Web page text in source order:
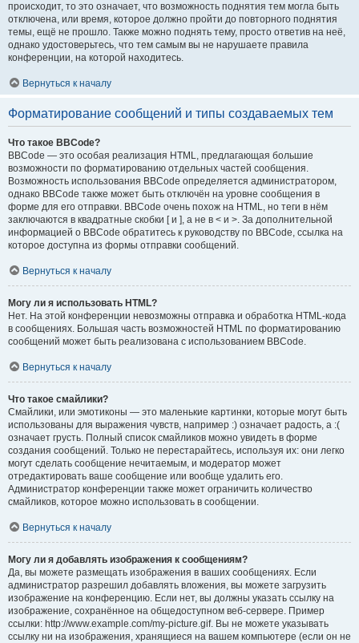
происходит, то это означает, что возможность поднятия тем могла быть
отключена, или время, которое должно пройти до повторного поднятия
темы, ещё не прошло. Также можно поднять тему, просто ответив на неё,
однако удостоверьтесь, что тем самым вы не нарушаете правила
конференции, на которой находитесь.
Вернуться к началу
Форматирование сообщений и типы создаваемых тем
Что такое BBCode?
BBCode — это особая реализация HTML, предлагающая большие
возможности по форматированию отдельных частей сообщения.
Возможность использования BBCode определяется администратором,
однако BBCode также может быть отключён на уровне сообщения в
форме для его отправки. BBCode очень похож на HTML, но теги в нём
заключаются в квадратные скобки [ и ], а не в < и >. За дополнительной
информацией о BBCode обратитесь к руководству по BBCode, ссылка на
которое доступна из формы отправки сообщений.
Вернуться к началу
Могу ли я использовать HTML?
Нет. На этой конференции невозможны отправка и обработка HTML-кода
в сообщениях. Большая часть возможностей HTML по форматированию
сообщений может быть реализована с использованием BBCode.
Вернуться к началу
Что такое смайлики?
Смайлики, или эмотиконы — это маленькие картинки, которые могут быть
использованы для выражения чувств, например :) означает радость, а :(
означает грусть. Полный список смайликов можно увидеть в форме
создания сообщений. Только не перестарайтесь, используя их: они легко
могут сделать сообщение нечитаемым, и модератор может
отредактировать ваше сообщение или вообще удалить его.
Администратор конференции также может ограничить количество
смайликов, которое можно использовать в сообщении.
Вернуться к началу
Могу ли я добавлять изображения к сообщениям?
Да, вы можете размещать изображения в ваших сообщениях. Если
администратор разрешил добавлять вложения, вы можете загрузить
изображение на конференцию. Если нет, вы должны указать ссылку на
изображение, сохранённое на общедоступном веб-сервере. Пример
ссылки: http://www.example.com/my-picture.gif. Вы не можете указывать
ссылку ни на изображения, хранящиеся на вашем компьютере (если он не